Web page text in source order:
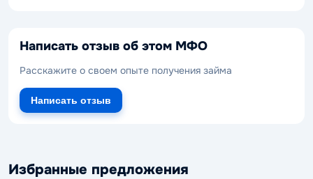
Написать отзыв об этом МФО
Расскажите о своем опыте получения займа
Написать отзыв
Избранные предложения